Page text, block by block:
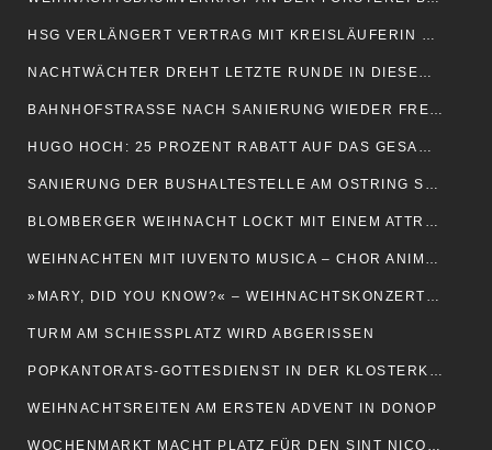
HSG VERLÄNGERT VERTRAG MIT KREISLÄUFERIN MAXI MÜHLNER
NACHTWÄCHTER DREHT LETZTE RUNDE IN DIESEM JAHR
BAHNHOFSTRASSE NACH SANIERUNG WIEDER FREIGEGEBEN
HUGO HOCH: 25 PROZENT RABATT AUF DAS GESAMTE SORTIMENT
SANIERUNG DER BUSHALTESTELLE AM OSTRING STARTET
BLOMBERGER WEIHNACHT LOCKT MIT EINEM ATTRAKTIVEN PROGRAMM
WEIHNACHTEN MIT IUVENTO MUSICA – CHOR ANIMIERT ZUM MITSINGEN
»MARY, DID YOU KNOW?« – WEIHNACHTSKONZERT MIT POP-UP
TURM AM SCHIESSPLATZ WIRD ABGERISSEN
POPKANTORATS-GOTTESDIENST IN DER KLOSTERKIRCHE
WEIHNACHTSREITEN AM ERSTEN ADVENT IN DONOP
WOCHENMARKT MACHT PLATZ FÜR DEN SINT NICOLAAS-MARKT